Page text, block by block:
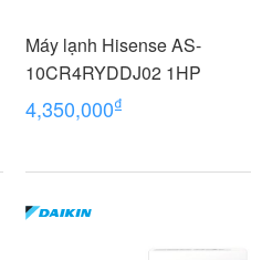
Máy lạnh Hisense AS-
10CR4RYDDJ02 1HP
4,350,000₫